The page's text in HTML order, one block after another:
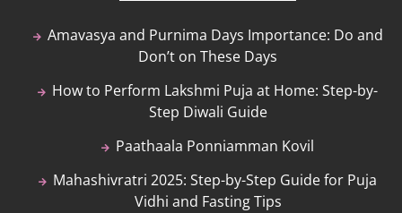
Amavasya and Purnima Days Importance: Do and
Don’t on These Days
How to Perform Lakshmi Puja at Home: Step-by-
Step Diwali Guide
Paathaala Ponniamman Kovil
Mahashivratri 2025: Step-by-Step Guide for Puja
Vidhi and Fasting Tips